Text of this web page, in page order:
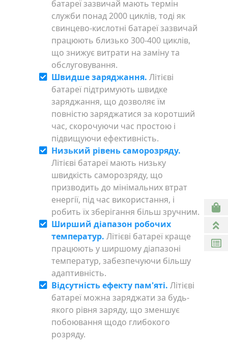
батареї зазвичай мають термін
служби понад 2000 циклів, тоді як
свинцево-кислотні батареї зазвичай
працюють близько 300-400 циклів,
що знижує витрати на заміну та
обслуговування.
Швидше заряджання. Літієві
батареї підтримують швидке
заряджання, що дозволяє їм
повністю заряджатися за коротший
час, скорочуючи час простою і
підвищуючи ефективність.
Низький рівень саморозряду.
Літієві батареї мають низьку
швидкість саморозряду, що
призводить до мінімальних втрат
енергії, під час використання, і
робить їх зберігання більш зручним.
Ширший діапазон робочих
температур. Літієві батареї краще
працюють у ширшому діапазоні
температур, забезпечуючи більшу
адаптивність.
Відсутність ефекту пам'яті. Літієві
батареї можна заряджати за будь-
якого рівня заряду, що зменшує
побоювання щодо глибокого
розряду.